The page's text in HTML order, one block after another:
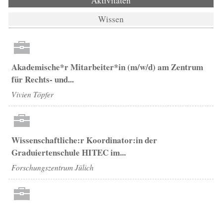
Wissen
Akademische*r Mitarbeiter*in (m/w/d) am Zentrum
für Rechts- und...
Vivien Töpfer
Wissenschaftliche:r Koordinator:in der
Graduiertenschule HITEC im...
Forschungszentrum Jülich